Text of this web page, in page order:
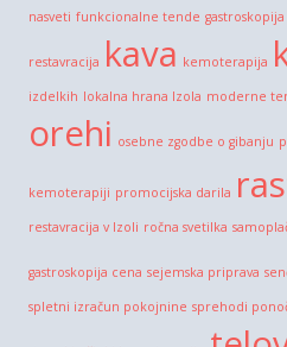
nasveti funkcionalne tende gastroskopija
restavracija kava kemoterapija
izdelkih lokalna hrana Izola moderne
orehi osebne zgodbe o gibanju
kemoterapiji promocijska darila
restavracija v Izoli ročna svetilka
gastroskopija cena sejemska priprava
spletni izračun pokojnine sprehodi